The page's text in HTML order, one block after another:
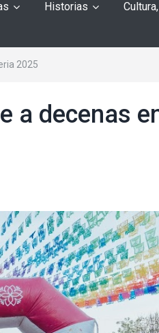
Historias
2025
a decenas